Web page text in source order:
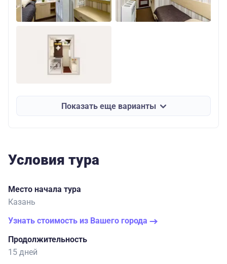
Показать еще варианты
Условия тура
Место начала тура
Казань
Узнать стоимость из Вашего города
Продолжительность
15 дней